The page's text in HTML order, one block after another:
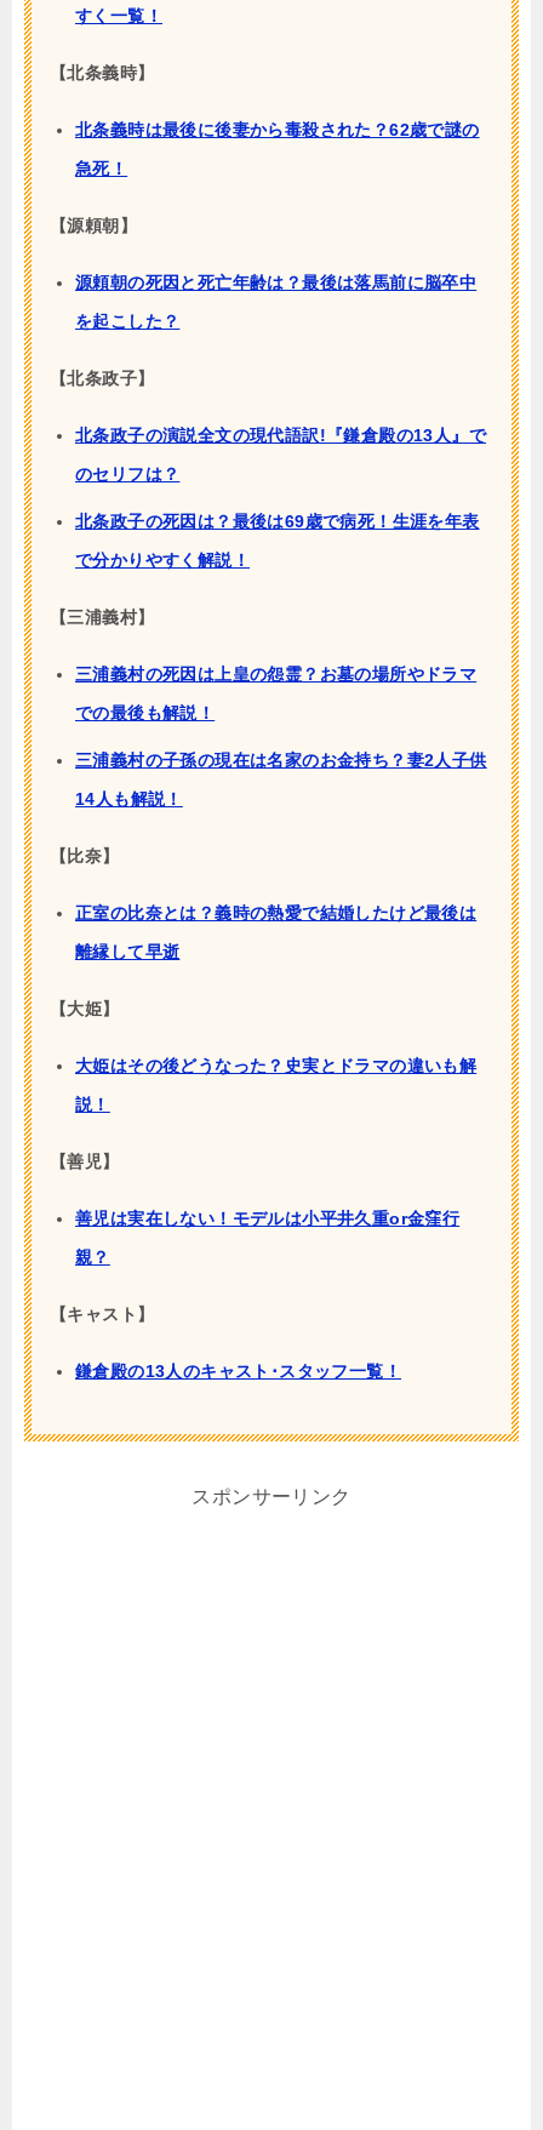
すく一覧！
【北条義時】
北条義時は最後に後妻から毒殺された？62歳で謎の
急死！
【源頼朝】
源頼朝の死因と死亡年齢は？最後は落馬前に脳卒中
を起こした？
【北条政子】
北条政子の演説全文の現代語訳!『鎌倉殿の13人』で
のセリフは？
北条政子の死因は？最後は69歳で病死！生涯を年表
で分かりやすく解説！
【三浦義村】
三浦義村の死因は上皇の怨霊？お墓の場所やドラマ
での最後も解説！
三浦義村の子孫の現在は名家のお金持ち？妻2人子供
14人も解説！
【比奈】
正室の比奈とは？義時の熱愛で結婚したけど最後は
離縁して早逝
【大姫】
大姫はその後どうなった？史実とドラマの違いも解
説！
【善児】
善児は実在しない！モデルは小平井久重or金窪行
親？
【キャスト】
鎌倉殿の13人のキャスト･スタッフ一覧！
スポンサーリンク